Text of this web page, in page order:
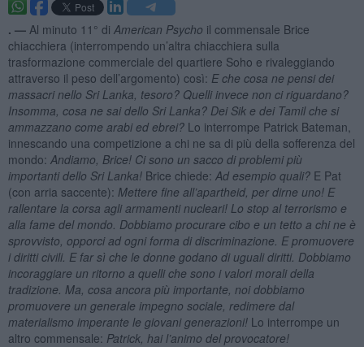
. — Al minuto 11° di American Psycho il commensale Brice
chiacchiera (interrompendo un’altra chiacchiera sulla
trasformazione commerciale del quartiere Soho e rivaleggiando
attraverso il peso dell’argomento) così: E che cosa ne pensi dei
massacri nello Sri Lanka, tesoro? Quelli invece non ci riguardano?
Insomma, cosa ne sai dello Sri Lanka? Dei Sik e dei Tamil che si
ammazzano come arabi ed ebrei? Lo interrompe Patrick Bateman,
innescando una competizione a chi ne sa di più della sofferenza del
mondo: Andiamo, Brice! Ci sono un sacco di problemi più
importanti dello Sri Lanka! Brice chiede: Ad esempio quali? E Pat
(con arria saccente): Mettere fine all’apartheid, per dirne uno! E
rallentare la corsa agli armamenti nucleari! Lo stop al terrorismo e
alla fame del mondo. Dobbiamo procurare cibo e un tetto a chi ne è
sprovvisto, opporci ad ogni forma di discriminazione. E promuovere
i diritti civili. E far sì che le donne godano di uguali diritti. Dobbiamo
incoraggiare un ritorno a quelli che sono i valori morali della
tradizione. Ma, cosa ancora più importante, noi dobbiamo
promuovere un generale impegno sociale, redimere dal
materialismo imperante le giovani generazioni! Lo interrompe un
altro commensale: Patrick, hai l’animo del provocatore!